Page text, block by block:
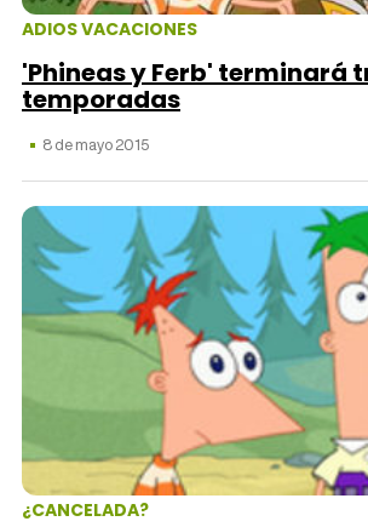
ADIOS VACACIONES
'Phineas y Ferb' terminará
temporadas
8 de mayo 2015
¿CANCELADA?